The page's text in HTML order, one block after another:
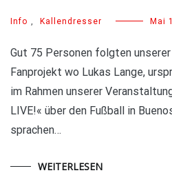
Info , Kallendresser Mai
Gut 75 Personen folgten
Fanprojekt wo Lukas Lange,
im Rahmen unserer
LIVE!« über den Fußball in
sprachen…
WEITERLESEN